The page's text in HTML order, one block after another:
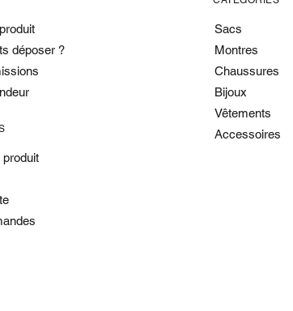
déposer ?
Sacs
Montres
Chaussures
Bijoux
Vêtements
Accessoires